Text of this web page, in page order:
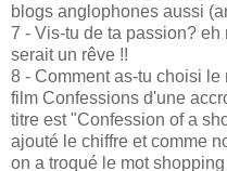
blogs anglophones aussi
7 - Vis-tu de ta passion?
serait un rêve !!
8 - Comment as-tu choisi
film Confessions d'une
titre est "Confession of a
ajouté le chiffre et comme
on a troqué le mot